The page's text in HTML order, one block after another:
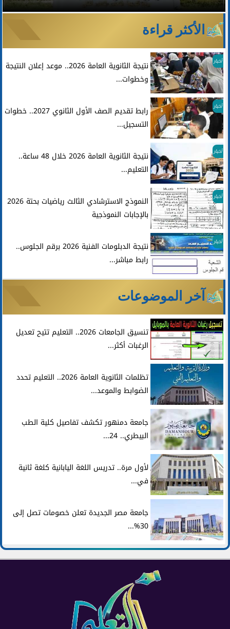
الأكثر قراءة
أخبار
نتيجة الثانوية العامة 2026.. موعد إعلان النتيجة
وخطوات...
أخبار
رابط تقديم الصف الأول الثانوي 2027.. خطوات
التسجيل...
أخبار
نتيجة الثانوية العامة 2026 خلال 48 ساعة..
التعليم...
أخبار
النموذج الاسترشادي الثالث رياضيات بحتة 2026
بالإجابات النموذجية
أخبار
نتيجة الدبلومات الفنية 2026 برقم الجلوس..
رابط مباشر...
آخر الموضوعات
تنسيق الجامعات 2026.. التعليم تتيح تعديل
الرغبات أكثر...
تظلمات الثانوية العامة 2026.. التعليم تحدد
الضوابط والموعد...
جامعة دمنهور تكشف تفاصيل كلية الطب
البيطري.. 24...
لأول مرة.. تدريس اللغة اليابانية كلغة ثانية
في...
جامعة مصر الجديدة تعلن خصومات تصل إلى
30%...